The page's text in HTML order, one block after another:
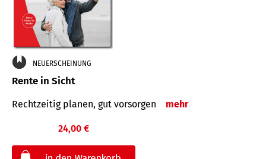
NEUERSCHEINUNG
Rente in Sicht
Rechtzeitig planen, gut vorsorgen mehr
24,00 €